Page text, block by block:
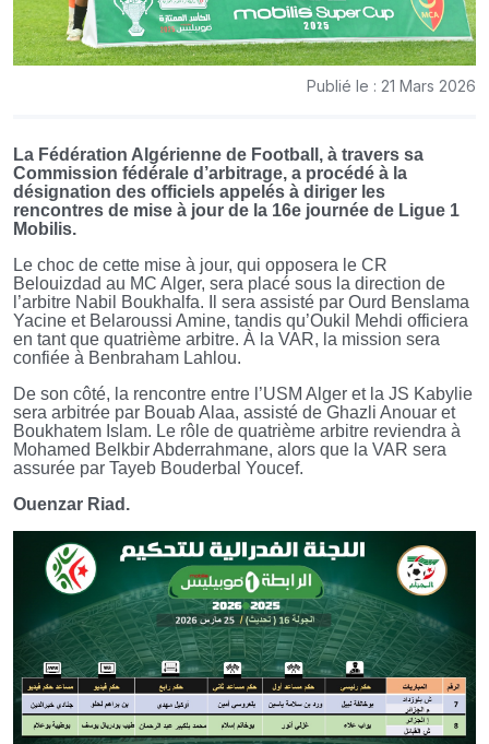
Publié le : 21 Mars 2026
La Fédération Algérienne de Football, à travers sa
Commission fédérale d’arbitrage, a procédé à la
désignation des officiels appelés à diriger les
rencontres de mise à jour de la 16e journée de Ligue 1
Mobilis.
Le choc de cette mise à jour, qui opposera le CR
Belouizdad au MC Alger, sera placé sous la direction de
l’arbitre Nabil Boukhalfa. Il sera assisté par Ourd Benslama
Yacine et Belaroussi Amine, tandis qu’Oukil Mehdi officiera
en tant que quatrième arbitre. À la VAR, la mission sera
confiée à Benbraham Lahlou.
De son côté, la rencontre entre l’USM Alger et la JS Kabylie
sera arbitrée par Bouab Alaa, assisté de Ghazli Anouar et
Boukhatem Islam. Le rôle de quatrième arbitre reviendra à
Mohamed Belkbir Abderrahmane, alors que la VAR sera
assurée par Tayeb Bouderbal Youcef.
Ouenzar Riad.